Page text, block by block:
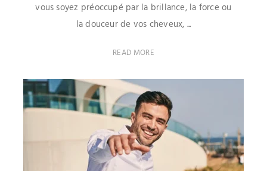
vous soyez préoccupé par la brillance, la force ou
la douceur de vos cheveux, ...
READ MORE